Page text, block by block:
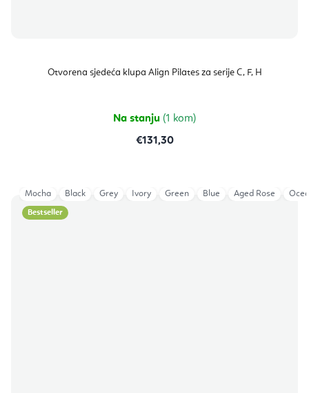
Otvorena sjedeća klupa Align Pilates za serije C, F, H
Na stanju (1 kom)
€131,30
Bestseller
Mocha Black Grey Ivory Green Blue Aged Rose